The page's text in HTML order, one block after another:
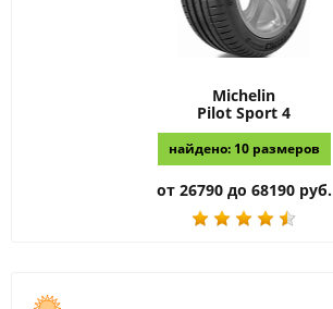
Michelin
Pilot Sport 4
найдено: 10 размеров
от 26790 до 68190 руб.